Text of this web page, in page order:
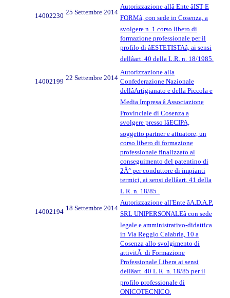
14002230 25 Settembre 2014
Autorizzazione allâ Ente âIST E
FORMâ, con sede in Cosenza, a
svolgere n. 1 corso libero di
formazione professionale per il
profilo di âESTETISTAâ, ai sensi
dellâart. 40 della L.R. n. 18/1985.
14002199 22 Settembre 2014
Autorizzazione alla
Confederazione Nazionale
dellâArtigianato e della Piccola e
Media Impresa â Associazione
Provinciale di Cosenza a
svolgere presso lâECIPA,
soggetto partner e attuatore, un
corso libero di formazione
professionale finalizzato al
conseguimento del patentino di
2Â° per conduttore di impianti
termici, ai sensi dellâart. 41 della
L.R. n. 18/85 .
14002194 18 Settembre 2014
Autorizzazione all'Ente âA.D.A.P.
SRL UNIPERSONALEâ con sede
legale e amministrativo-didattica
in Via Reggio Calabria, 10 a
Cosenza allo svolgimento di
attivitÃ di Formazione
Professionale Libera ai sensi
dellâart. 40 L.R. n. 18/85 per il
profilo professionale di
ONICOTECNICO.